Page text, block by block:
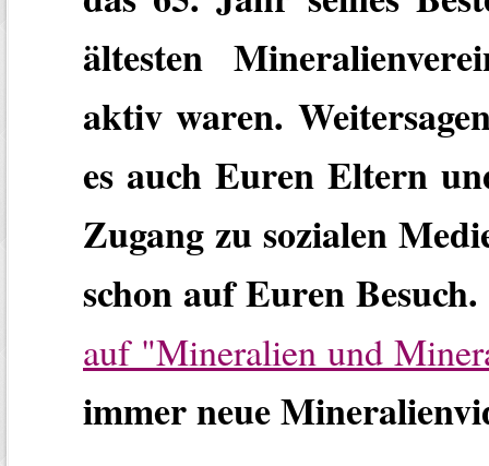
ältesten
aktiv waren.
es auch Euren Eltern
Zugang zu sozialen
schon auf Euren
auf "Mineralien und
immer neue